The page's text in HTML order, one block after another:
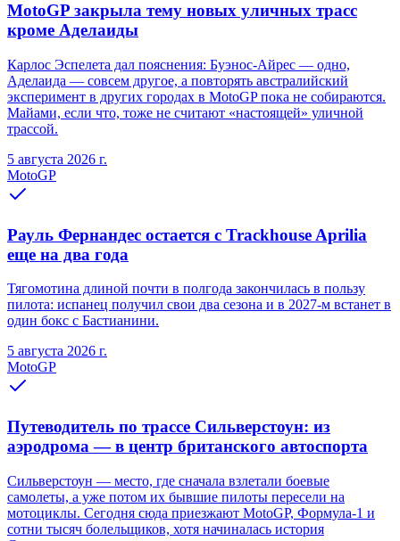
MotoGP закрыла тему новых уличных трасс
кроме Аделаиды
Карлос Эспелета дал пояснения: Буэнос-Айрес — одно,
Аделаида — совсем другое, а повторять австралийский
эксперимент в других городах в MotoGP пока не собираются.
Майами, если что, тоже не считают «настоящей» уличной
трассой.
5 августа 2026 г.
MotoGP
Рауль Фернандес остается с Trackhouse Aprilia
еще на два года
Тягомотина длиной почти в полгода закончилась в пользу
пилота: испанец получил свои два сезона и в 2027-м встанет в
один бокс с Бастианини.
5 августа 2026 г.
MotoGP
Путеводитель по трассе Сильверстоун: из
аэродрома — в центр британского автоспорта
Сильверстоун — место, где сначала взлетали боевые
самолеты, а уже потом их бывшие пилоты пересели на
мотоциклы. Сегодня сюда приезжают MotoGP, Формула-1 и
сотни тысяч болельщиков, хотя начиналась история